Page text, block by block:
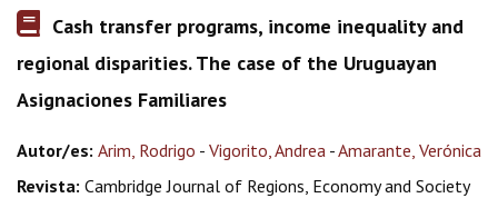
Cash transfer programs, income inequality and
regional disparities. The case of the Uruguayan
Asignaciones Familiares
Autor/es: Arim, Rodrigo - Vigorito, Andrea -Amarante, Verónica
Revista: Cambridge Journal of Regions, Economy and Society